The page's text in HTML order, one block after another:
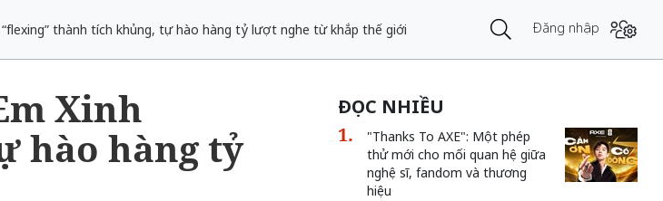
“flexing” thành tích khủng, tự hào hàng tỷ lượt nghe từ khắp thế giới Đăng nhập
Xinh
hào hàng tỷ
ĐỌC NHIỀU
"Thanks To AXE": Một phép
thử mới cho mối quan hệ giữa
nghệ sĩ, fandom và thương
hiệu